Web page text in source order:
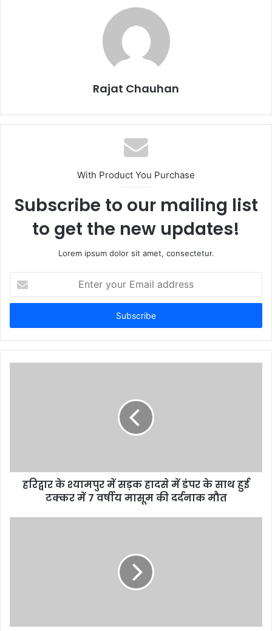
Rajat Chauhan
With Product You Purchase
Subscribe to our mailing list
to get the new updates!
Lorem ipsum dolor sit amet, consectetur.
your
Email
हरिद्वार के श्यामपुर में सड़क हादसे में डंपर के साथ हुई
टक्कर में 7 वर्षीय मासूम की दर्दनाक मौत